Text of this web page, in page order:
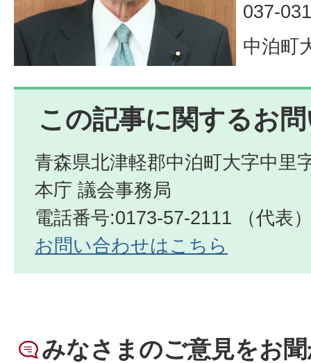
037-
中泊町
この記事に関するお
青森県北津軽郡中泊町大字中里
本庁 議会事務局
電話番号:0173-57-2111 （代表
お問い合わせはこちら
みなさまのご意見をお